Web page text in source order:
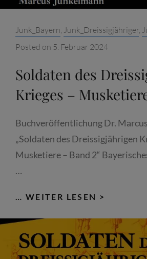
Categories:
Junk_Bayern Junk_Dreissigjähriger,
Posted on 5. Februar 2024
Soldaten des
Krieges –
Buchveröffentlichung Dr.
„Soldaten des Dreissigjährigen
Musketiere – Band 2“
…
… WEITER LESEN >
KRIEGES
–